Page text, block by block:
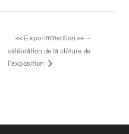
« Expo-immersion » –
célébration de la clôture de
l’exposition